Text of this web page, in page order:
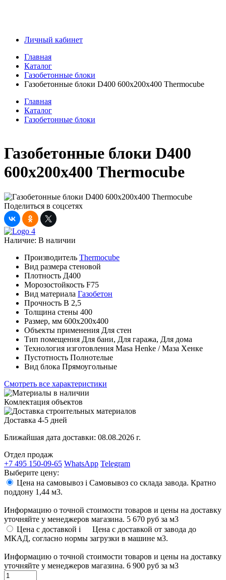
Личный кабинет
Главная
Каталог
Газобетонные блоки
Газобетонные блоки D400 600х200х400 Thermocube
Главная
Каталог
Газобетонные блоки
Газобетонные блоки D400
600х200х400 Thermocube
Поделиться в соцсетях
Наличие: В наличии
Производитель Thermocube
Вид размера стеновой
Плотность Д400
Морозостойкость F75
Вид материала Газобетон
Прочность B 2,5
Толщина стены 400
Размер, мм 600х200х400
Объекты применения Для стен
Тип помещения Для бани, Для гаража, Для дома
Технология изготовления Masa Henke / Маза Хенке
Пустотность Полнотелые
Вид блока Прямоугольные
Смотреть все характеристики
Комлектация объектов
Доставка 4-5 дней
Ближайшая дата доставки: 08.08.2026 г.
Отдел продаж
+7 495 150-09-65 WhatsApp Telegram
Выберите цену:
Цена на самовывоз i Самовывоз со склада завода. Кратно
поддону 1,44 м3.
Информацию о точной стоимости товаров и цены на доставку
уточняйте у менеджеров магазина. 5 670 руб за м3
Цена с доставкой i
Цена с доставкой от завода до
МКАД, согласно нормы загрузки в машине м3.
Информацию о точной стоимости товаров и цены на доставку
уточняйте у менеджеров магазина. 6 900 руб за м3